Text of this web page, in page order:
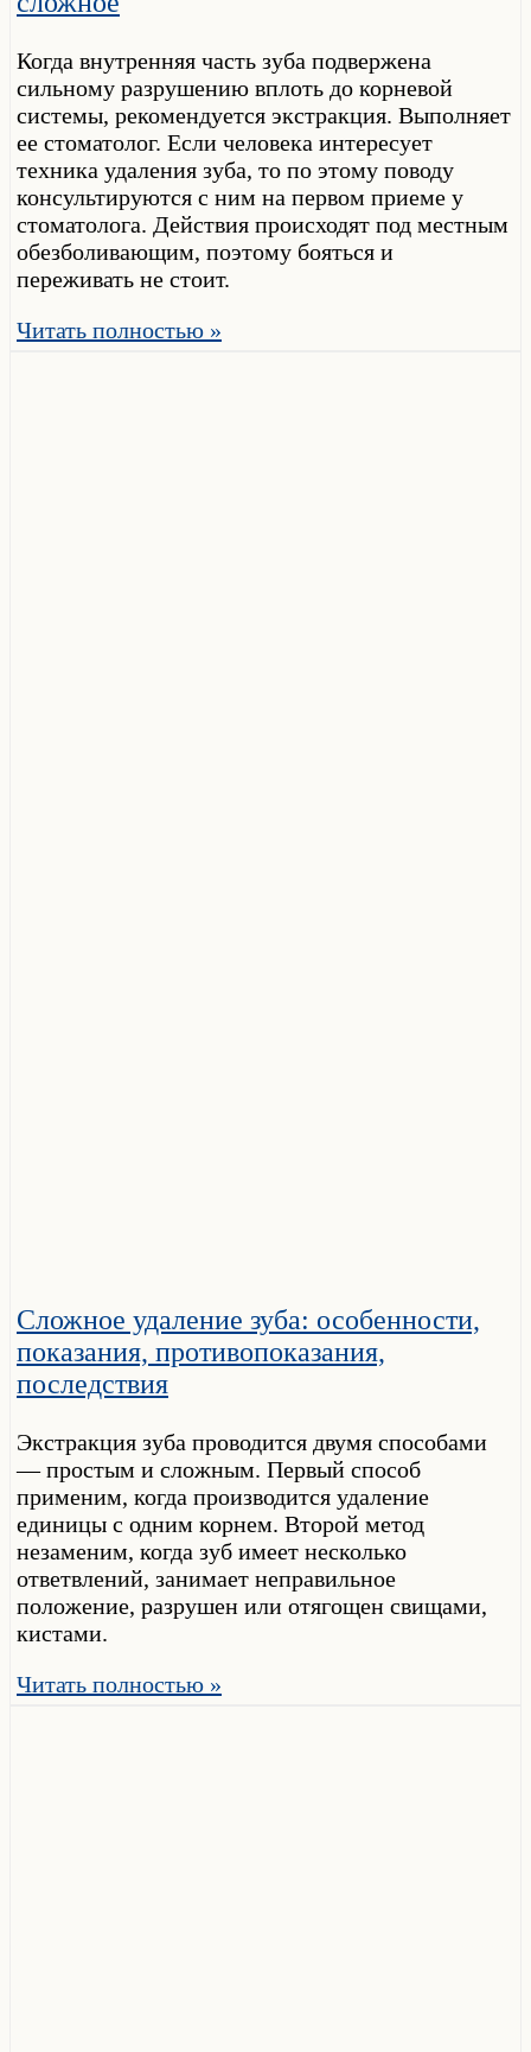
Когда внутренняя часть зуба подвержена
сильному разрушению вплоть до корневой
системы, рекомендуется экстракция. Выполняет
ее стоматолог. Если человека интересует
техника удаления зуба, то по этому поводу
консультируются с ним на первом приеме у
стоматолога. Действия происходят под местным
обезболивающим, поэтому бояться и
переживать не стоит.
Читать полностью »
Сложное удаление зуба: особенности,
показания, противопоказания,
последствия
Экстракция зуба проводится двумя способами
— простым и сложным. Первый способ
применим, когда производится удаление
единицы с одним корнем. Второй метод
незаменим, когда зуб имеет несколько
ответвлений, занимает неправильное
положение, разрушен или отягощен свищами,
кистами.
Читать полностью »